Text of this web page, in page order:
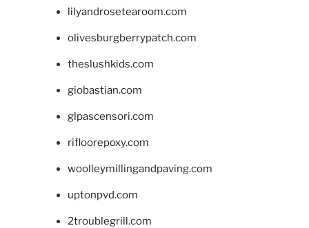
lilyandrosetearoom.com
olivesburgberrypatch.com
theslushkids.com
giobastian.com
glpascensori.com
rifloorepoxy.com
woolleymillingandpaving.com
uptonpvd.com
2troublegrill.com